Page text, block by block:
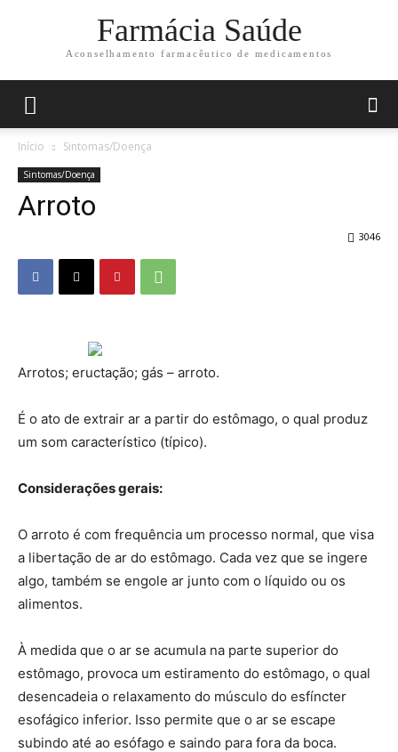
Farmácia Saúde
Aconselhamento farmacêutico de medicamentos
Início Sintomas/Doença
Sintomas/Doença
Arroto
3046
Arrotos; eructação; gás – arroto.
É o ato de extrair ar a partir do estômago, o qual produz
um som característico (típico).
Considerações gerais:
O arroto é com frequência um processo normal, que visa
a libertação de ar do estômago. Cada vez que se ingere
algo, também se engole ar junto com o líquido ou os
alimentos.
À medida que o ar se acumula na parte superior do
estômago, provoca um estiramento do estômago, o qual
desencadeia o relaxamento do músculo do esfíncter
esofágico inferior. Isso permite que o ar se escape
subindo até ao esófago e saindo para fora da boca.